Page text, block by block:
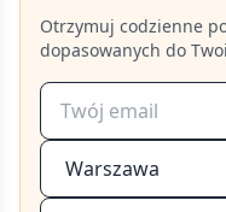
Otrzymuj codzienne
dopasowanych do
Warszawa